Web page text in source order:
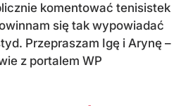
komentować tenisistek
się tak wypowiadać
Przepraszam Igę i Arynę –
z portalem WP